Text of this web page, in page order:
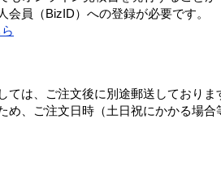
員（BizID）への登録が必要です。
は、ご注文後に別途郵送しておりま
め、ご注文日時（土日祝にかかる場